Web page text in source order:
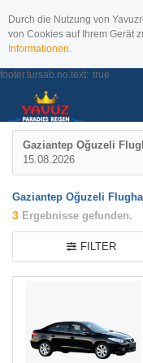
Durch die Nutzung von
von Cookies auf Ihrem Gerät
Informationen.
footer.tursab.no.text: true
Gaziantep Oğuzeli
15.08.2026
Gaziantep Oğuzeli
3 Ergebnisse gefunden.
FILTER